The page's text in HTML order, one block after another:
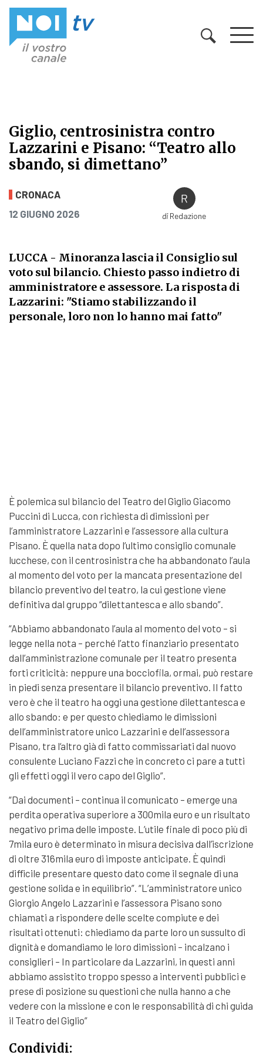
Giglio, centrosinistra contro
Lazzarini e Pisano: “Teatro allo
sbando, si dimettano”
Giglio, centrosinistra contro
CRONACA
PUBBLICATO IL
12 GIUGNO 2026 diRedazione
LUCCA - Minoranza lascia il Consiglio sul
voto sul bilancio. Chiesto passo indietro di
amministratore e assessore. La risposta di
Lazzarini: "Stiamo stabilizzando il
personale, loro non lo hanno mai fatto"
È polemica sul bilancio del Teatro del Giglio Giacomo
Puccini di Lucca, con richiesta di dimissioni per
l’amministratore Lazzarini e l’assessore alla cultura
Pisano. È quella nata dopo l’ultimo consiglio comunale
lucchese, con il centrosinistra che ha abbandonato l’aula
al momento del voto per la mancata presentazione del
bilancio preventivo del teatro, la cui gestione viene
definitiva dal gruppo “dilettantesca e allo sbando”.
“Abbiamo abbandonato l’aula al momento del voto – si
legge nella nota – perché l’atto finanziario presentato
dall’amministrazione comunale per il teatro presenta
forti criticità: neppure una bocciofila, ormai, può restare
in piedi senza presentare il bilancio preventivo. Il fatto
vero è che il teatro ha oggi una gestione dilettantesca e
allo sbando: e per questo chiediamo le dimissioni
dell’amministratore unico Lazzarini e dell’assessora
Pisano, tra l‘altro già di fatto commissariati dal nuovo
consulente Luciano Fazzi che in concreto ci pare a tutti
gli effetti oggi il vero capo del Giglio”.
“Dai documenti – continua il comunicato – emerge una
perdita operativa superiore a 300mila euro e un risultato
negativo prima delle imposte. L’utile finale di poco più di
7mila euro è determinato in misura decisiva dall’iscrizione
di oltre 316mila euro di imposte anticipate. È quindi
difficile presentare questo dato come il segnale di una
gestione solida e in equilibrio”. “L’amministratore unico
Giorgio Angelo Lazzarini e l’assessora Pisano sono
chiamati a rispondere delle scelte compiute e dei
risultati ottenuti: chiediamo da parte loro un sussulto di
dignità e domandiamo le loro dimissioni – incalzano i
consiglieri – In particolare da Lazzarini, in questi anni
abbiamo assistito troppo spesso a interventi pubblici e
prese di posizione su questioni che nulla hanno a che
vedere con la missione e con le responsabilità di chi guida
il Teatro del Giglio”
Condividi: